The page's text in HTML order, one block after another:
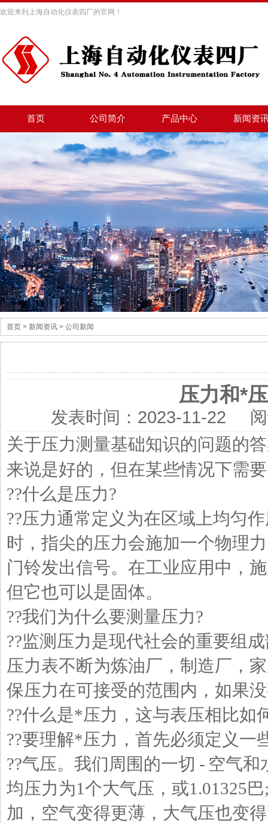
欢迎来到上海自动化仪表四厂的官网！
首页 公司简介 产品中心 新闻资
首页 > 新闻资讯 > 公司新闻
压力和*
发表时间： 2023-11-22 阅
关于压力测量基础知识的问题的
来说是好的，但在某些情况下需
??什么是压力?
??压力通常定义为在区域上均匀
时，指尖的压力会施加一个物理
门铃发出信号。在工业应用中，
但它也可以是固体。
??我们为什么要测量压力?
??监测压力是现代社会的重要组
压力表不断为炼油厂，制造厂，
保压力在可接受的范围内，如果
??什么是*压力，这与表压相比如
??要理解*压力，首先必须定义一
??气压。我们周围的一切 - 空气
均压力为1个大气压，或1.01325
加，空气变得更薄，大气压也变